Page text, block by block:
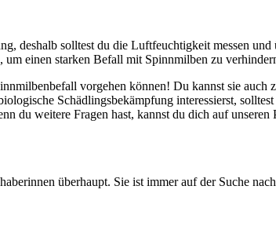
deshalb solltest du die Luftfeuchtigkeit messen
einen starken Befall mit Spinnmilben zu
vorgehen können! Du kannst sie
Schädlingsbekämpfung interessierst,
du weitere Fragen hast, kannst du dich auf
überhaupt. Sie ist immer auf der Suche